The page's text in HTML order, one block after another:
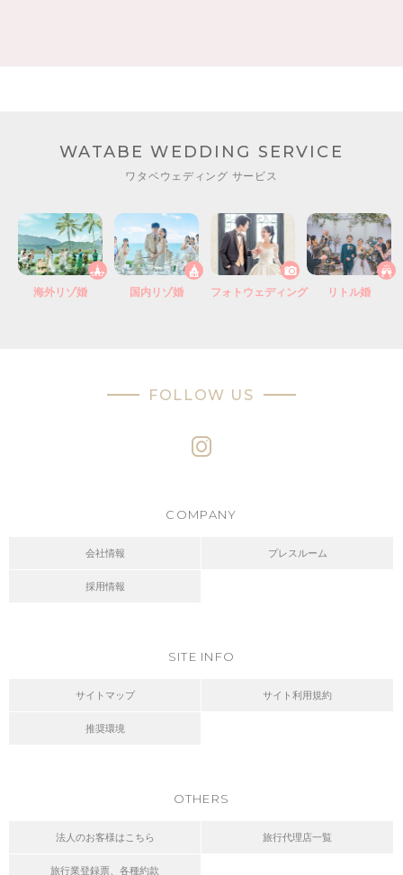
WATABE WEDDING SERVICE
ワタベウェディング サービス
海外リゾ婚 国内リゾ婚 フォトウェディング リトル婚
FOLLOW US
COMPANY
会社情報 プレスルーム
採用情報
SITE INFO
サイトマップ サイト利用規約
推奨環境
OTHERS
法人のお客様はこちら 旅行代理店一覧
旅行業登録票、各種約款